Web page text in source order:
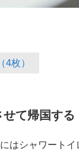
4枚）
て帰国する
はシャワートイ